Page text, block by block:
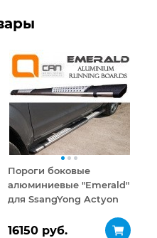
Пороги боковые
алюминиевые "Emerald"
для SsangYong Actyon
16150 руб.